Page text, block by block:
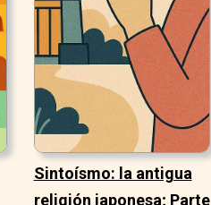
Sintoísmo: la antigua
religión japonesa; Parte